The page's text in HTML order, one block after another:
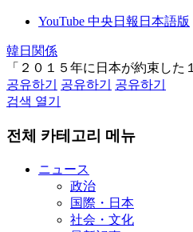
YouTube 中央日報日本語版
韓日関係
「２０１５年に日本が約束し
공유하기
공유하기
공유하기
검색 열기
전체 카테고리 메뉴
ニュース
政治
国際・日本
社会・文化